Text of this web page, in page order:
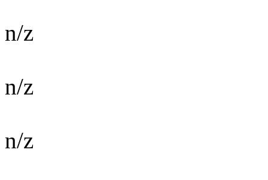
n/z
n/z
n/z